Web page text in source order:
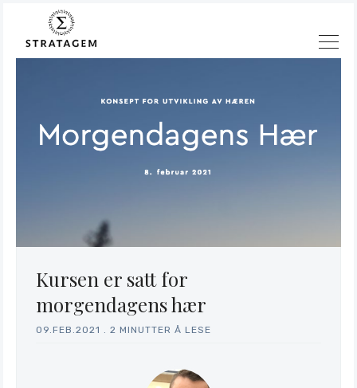
Kursen er satt for
morgendagens hær
09.FEB.2021 2 MINUTTER Å LESE